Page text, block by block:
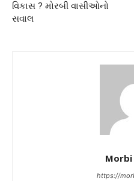
વિકાસ ? મોરબી વાસીઓનો
સવાલ
https://